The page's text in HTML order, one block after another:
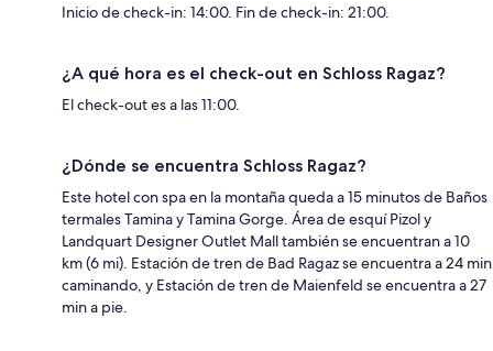
Inicio de check-in: 14:00. Fin de check-in: 21:00.
¿A qué hora es el check-out en Schloss Ragaz?
El check-out es a las 11:00.
¿Dónde se encuentra Schloss Ragaz?
Este hotel con spa en la montaña queda a 15 minutos de Baños
termales Tamina y Tamina Gorge. Área de esquí Pizol y
Landquart Designer Outlet Mall también se encuentran a 10
km (6 mi). Estación de tren de Bad Ragaz se encuentra a 24 min
caminando, y Estación de tren de Maienfeld se encuentra a 27
min a pie.